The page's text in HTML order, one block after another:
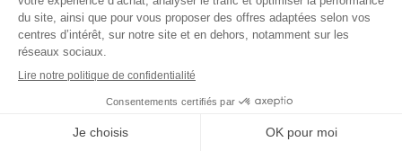
Nouveautés Nouveautés